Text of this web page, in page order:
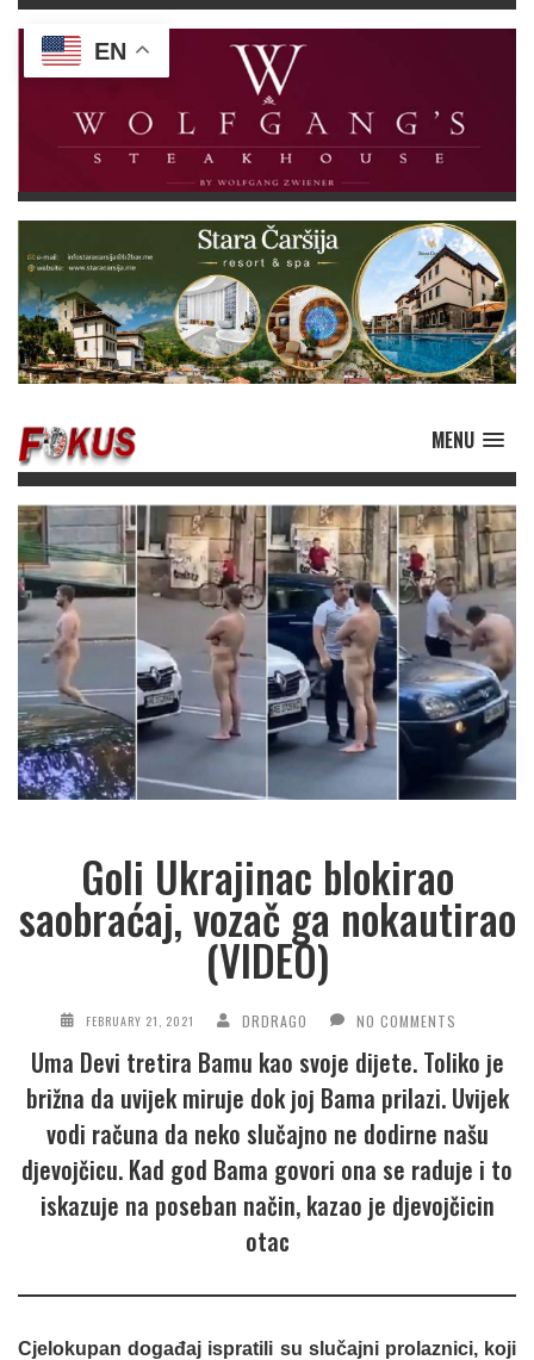
MENU
Goli Ukrajinac blokirao
saobraćaj, vozač ga nokautirao
(VIDEO)
FEBRUARY 21, 2021 DRDRAGO NO COMMENTS
Uma Devi tretira Bamu kao svoje dijete. Toliko je
brižna da uvijek miruje dok joj Bama prilazi. Uvijek
vodi računa da neko slučajno ne dodirne našu
djevojčicu. Kad god Bama govori ona se raduje i to
iskazuje na poseban način, kazao je djevojčicin
otac
Cjelokupan događaj ispratili su slučajni prolaznici, koji
EN